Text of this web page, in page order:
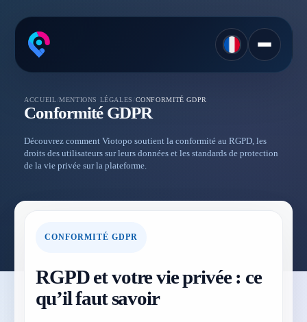
ACCUEIL/MENTIONS LÉGALES CONFORMITÉ GDPR
Conformité GDPR
Découvrez comment Viotopo soutient la conformité au RGPD, les
droits des utilisateurs sur leurs données et les standards de protection
de la vie privée sur la plateforme.
CONFORMITÉ GDPR
RGPD et votre vie privée : ce
qu’il faut savoir